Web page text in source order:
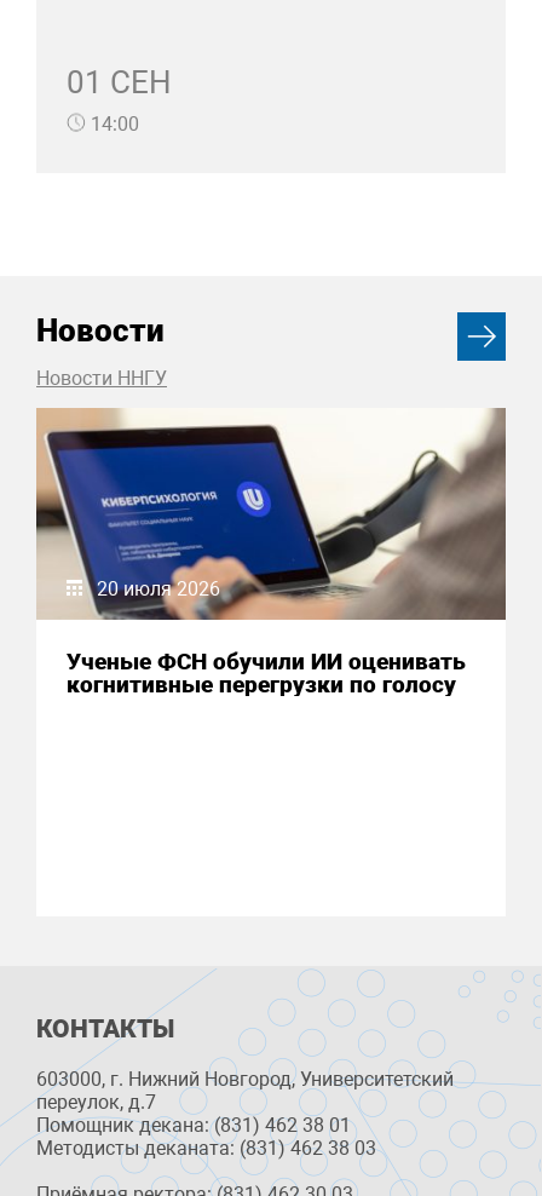
01 СЕН
14:00
Новости
Новости ННГУ
20 июля 2026
Ученые ФСН обучили ИИ оценивать
когнитивные перегрузки по голосу
КОНТАКТЫ
603000, г. Нижний Новгород, Университетский
переулок, д.7
Помощник декана: (831) 462 38 01
Методисты деканата: (831) 462 38 03